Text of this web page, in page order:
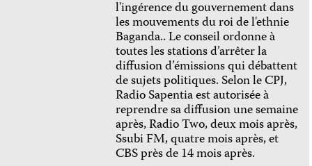
l'ingérence du gouvernement dans
les mouvements du roi de l'ethnie
Baganda.. Le conseil ordonne à
toutes les stations d’arrêter la
diffusion d’émissions qui débattent
de sujets politiques. Selon le CPJ,
Radio Sapentia est autorisée à
reprendre sa diffusion une semaine
après, Radio Two, deux mois après,
Ssubi FM, quatre mois après, et
CBS près de 14 mois après.